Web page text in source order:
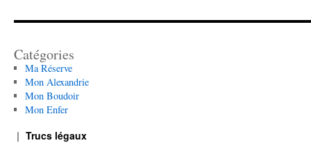
Catégories
Ma Réserve
Mon Alexandrie
Mon Boudoir
Mon Enfer
Trucs légaux